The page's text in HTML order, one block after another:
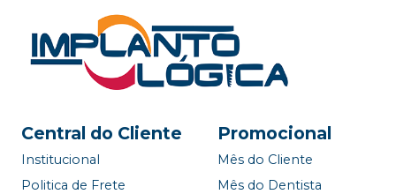
Central do Cliente
Institucional
Politica de Frete
Promocional
Mês do Cliente
Mês do Dentista